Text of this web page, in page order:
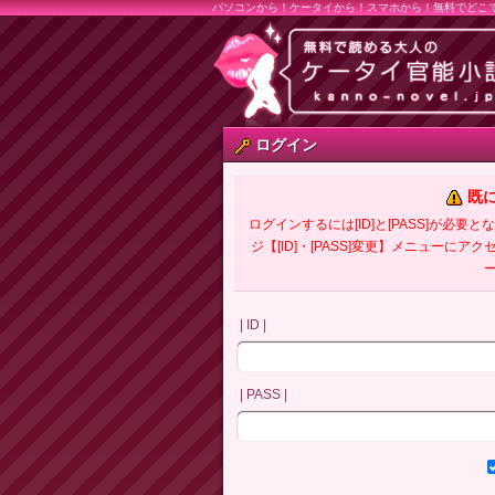
パソコンから！ケータイから！スマホから！無料でどこ
ログイン
既
ログインするには[ID]と[PASS]が必要と
ジ【[ID]・[PASS]変更】メニューにアク
| ID |
| PASS |